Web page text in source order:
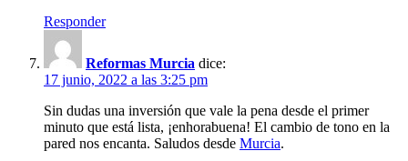
Responder
Reformas Murcia dice:
17 junio, 2022 a las 3:25 pm
Sin dudas una inversión que vale la pena desde el primer
minuto que está lista, ¡enhorabuena! El cambio de tono en la
pared nos encanta. Saludos desde Murcia.